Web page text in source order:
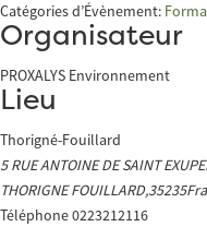
Catégories d’Évènement:
Organisateur
PROXALYS Environnement
Lieu
Thorigné-Fouillard
5 RUE ANTOINE DE SAINT
THORIGNE FOUILLARD,35235
Téléphone0223212116